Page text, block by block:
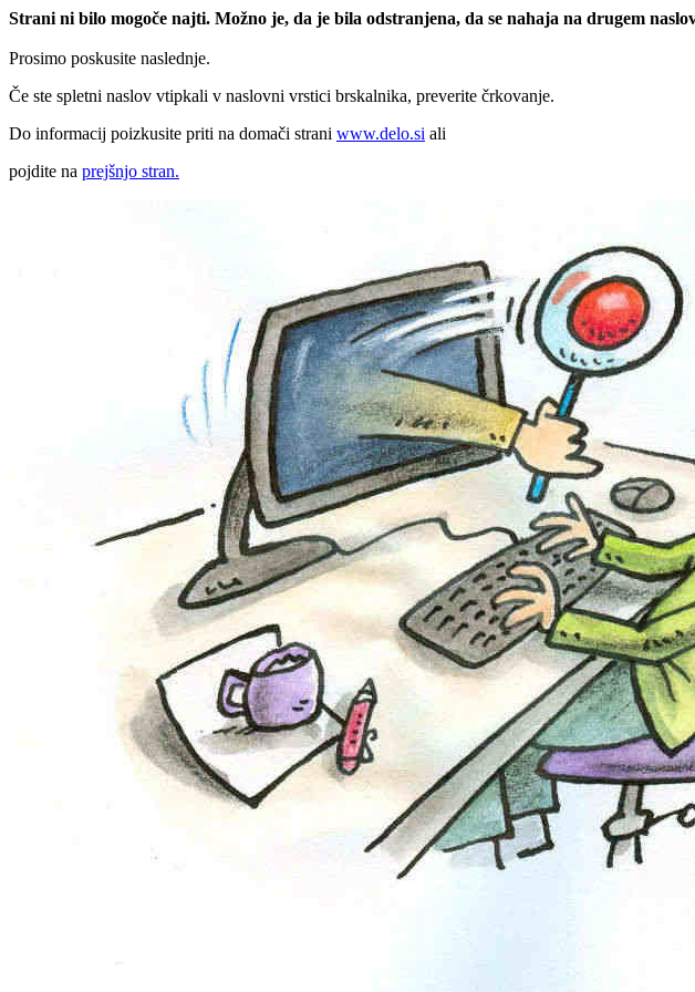
Strani ni bilo mogoče najti. Možno je, da je bila odstranjena, da se nahaja na drugem
Prosimo poskusite naslednje.
Če ste spletni naslov vtipkali v naslovni vrstici brskalnika, preverite črkovanje.
Do informacij poizkusite priti na domači strani www.delo.si ali
pojdite na prejšnjo stran.